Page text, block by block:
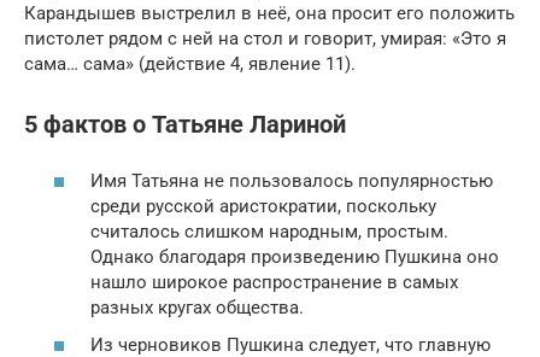
Карандышев выстрелил в неё, она просит его положить
пистолет рядом с ней на стол и говорит, умирая: «Это я
сама… сама» (действие 4, явление 11).
5 фактов о Татьяне Лариной
Имя Татьяна не пользовалось популярностью
среди русской аристократии, поскольку
считалось слишком народным, простым.
Однако благодаря произведению Пушкина оно
нашло широкое распространение в самых
разных кругах общества.
Из черновиков Пушкина следует, что главную